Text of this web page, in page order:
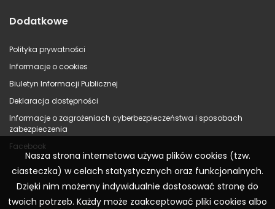
Dodatkowe
Polityka prywatności
Informacje o cookies
Biuletyn Informacji Publicznej
Deklaracja dostępności
Informacje o zagrożeniach cyberbezpieczeństwa i sposobach
zabezpieczenia
Facebook
Nasza strona internetowa używa plików cookies (tzw.
ciasteczka) w celach statystycznych oraz funkcjonalnych.
Dzięki nim możemy indywidualnie dostosować stronę do
twoich potrzeb. Każdy może zaakceptować pliki cookies albo